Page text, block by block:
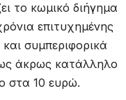
το κωμικό διήγημα
επιτυχημένης
συμπεριφορικά
άκρως κατάλληλο
στα 10 ευρώ.